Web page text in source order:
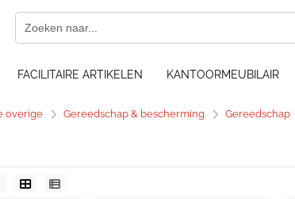
FACILITAIRE ARTIKELEN KANTOORMEUBILAIR
overige Gereedschap & bescherming Gereedschap